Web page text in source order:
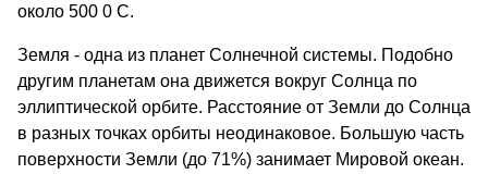
около 500 0 С.
Земля - одна из планет Солнечной системы. Подобно
другим планетам она движется вокруг Солнца по
эллиптической орбите. Расстояние от Земли до Солнца
в разных точках орбиты неодинаковое. Большую часть
поверхности Земли (до 71%) занимает Мировой океан.